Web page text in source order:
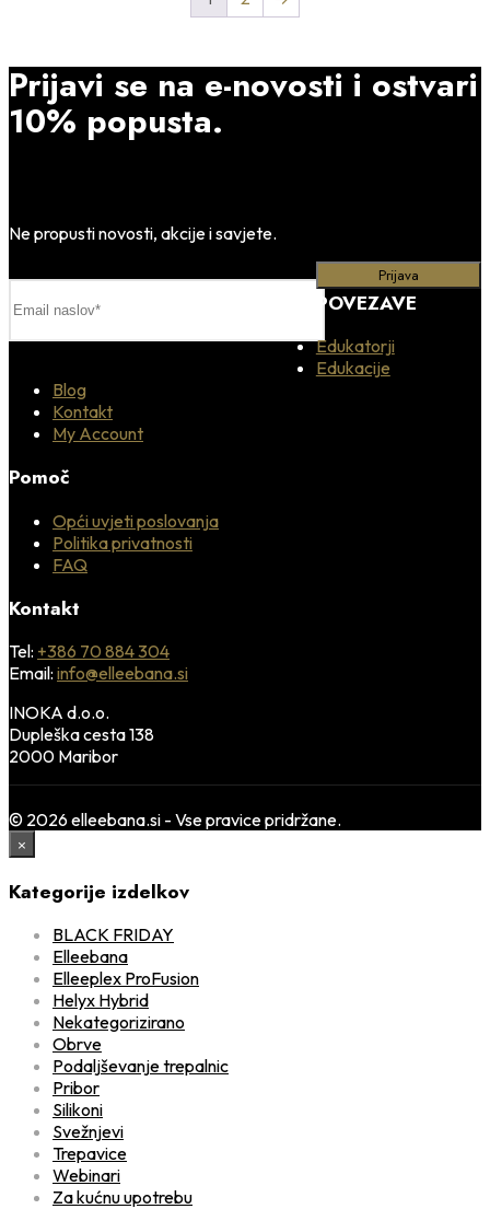
Prijavi se na e-novosti i ostvari
10% popusta.
Ne propusti novosti, akcije i savjete.
POVEZAVE
Edukatorji
Edukacije
Blog
Kontakt
My Account
Pomoč
Opći uvjeti poslovanja
Politika privatnosti
FAQ
Kontakt
Tel: +386 70 884 304
Email: info@elleebana.si
INOKA d.o.o.
Dupleška cesta 138
2000 Maribor
© 2026 elleebana.si - Vse pravice pridržane.
×
Kategorije izdelkov
BLACK FRIDAY
Elleebana
Elleeplex ProFusion
Helyx Hybrid
Nekategorizirano
Obrve
Podaljševanje trepalnic
Pribor
Silikoni
Svežnjevi
Trepavice
Webinari
Za kućnu upotrebu